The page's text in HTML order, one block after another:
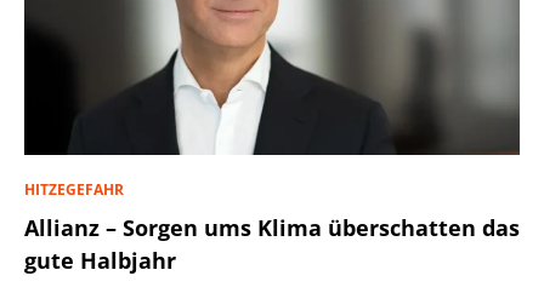
HITZEGEFAHR
Allianz – Sorgen ums Klima überschatten das
gute Halbjahr